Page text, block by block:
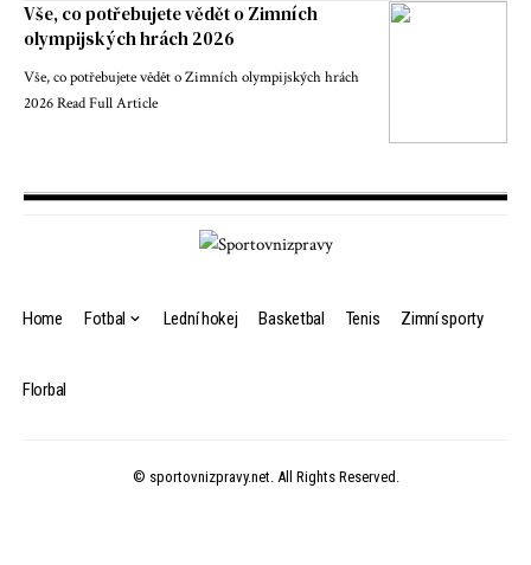
Vše, co potřebujete vědět o Zimních
olympijských hrách 2026
Vše, co potřebujete vědět o Zimních olympijských hrách
2026 Read Full Article
Home Fotbal Lední hokej Basketbal Tenis Zimní sporty
Florbal
© sportovnizpravy.net. All Rights Reserved.